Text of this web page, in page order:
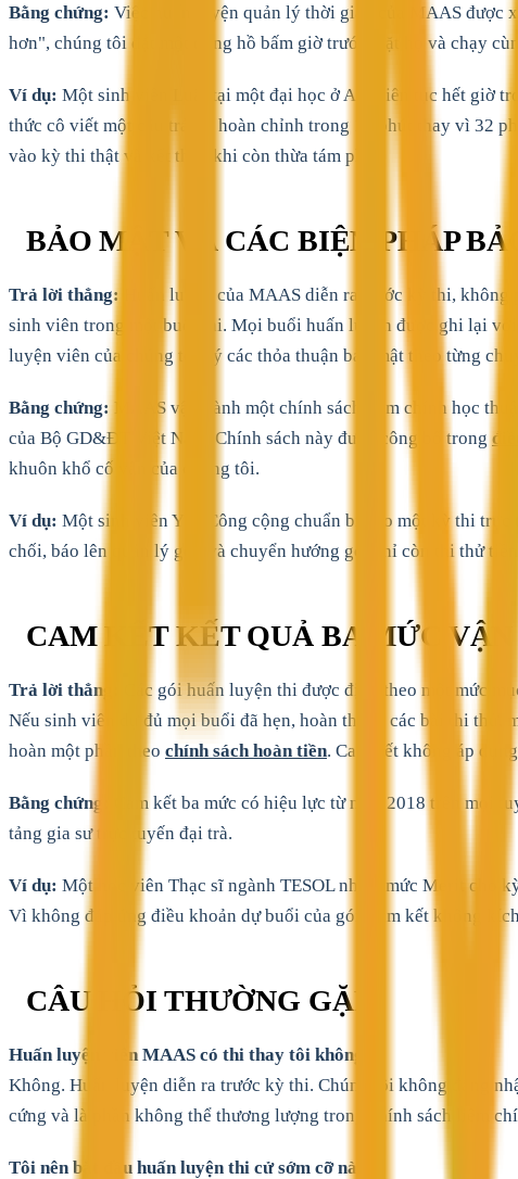
Bằng chứng: Việc huấn luyện quản lý thời gian của MAAS được
hơn", chúng tôi đặt một đồng hồ bấm giờ trước mặt họ và chạy
Ví dụ: Một sinh viên Luật tại một đại học ở Anh liên tục hết giờ
thức cô viết một câu trả lời hoàn chỉnh trong 18 phút thay vì 32
vào kỳ thi thật và kết thúc khi còn thừa tám phút.
BẢO MẬT VÀ CÁC BIỆN PHÁP
Trả lời thẳng: Huấn luyện của MAAS diễn ra trước kỳ thi,
sinh viên trong một buổi thi. Mọi buổi huấn luyện được ghi lại
luyện viên của chúng tôi ký các thỏa thuận bảo mật theo từng
Bằng chứng:
MAAS vận hành một chính sách liêm chính học
của Bộ GD&ĐT Việt Nam. Chính sách này được công bố trong
khuôn khổ cố vấn của chúng tôi.
Ví dụ: Một sinh viên Y tế Công cộng chuẩn bị cho một kỳ thi
chối, báo lên quản lý gói, và chuyển hướng gói chỉ còn thi thử
CAM KẾT KẾT QUẢ BA MỨC
Trả lời thẳng:
Các gói huấn luyện thi được định theo một mức
Nếu sinh viên dự đủ mọi buổi đã hẹn, hoàn thành các bài thi thử,
hoàn một phần theo chính sách hoàn tiền. Cam kết không áp
Bằng chứng:
Cam kết ba mức có hiệu lực từ năm 2018 trên mọi
tảng gia sư trực tuyến đại trà.
Ví dụ: Một học viên Thạc sĩ ngành TESOL nhắm mức Merit cho
Vì không đáp ứng điều khoản dự buổi của gói, cam kết không
CÂU HỎI THƯỜNG GẶP
Huấn luyện viên MAAS có thi thay tôi không?
Không. Huấn luyện diễn ra trước kỳ thi. Chúng tôi không đăng
cứng và là phần không thể thương lượng trong chính sách liêm
Tôi nên bắt đầu huấn luyện thi cử sớm cỡ nào?